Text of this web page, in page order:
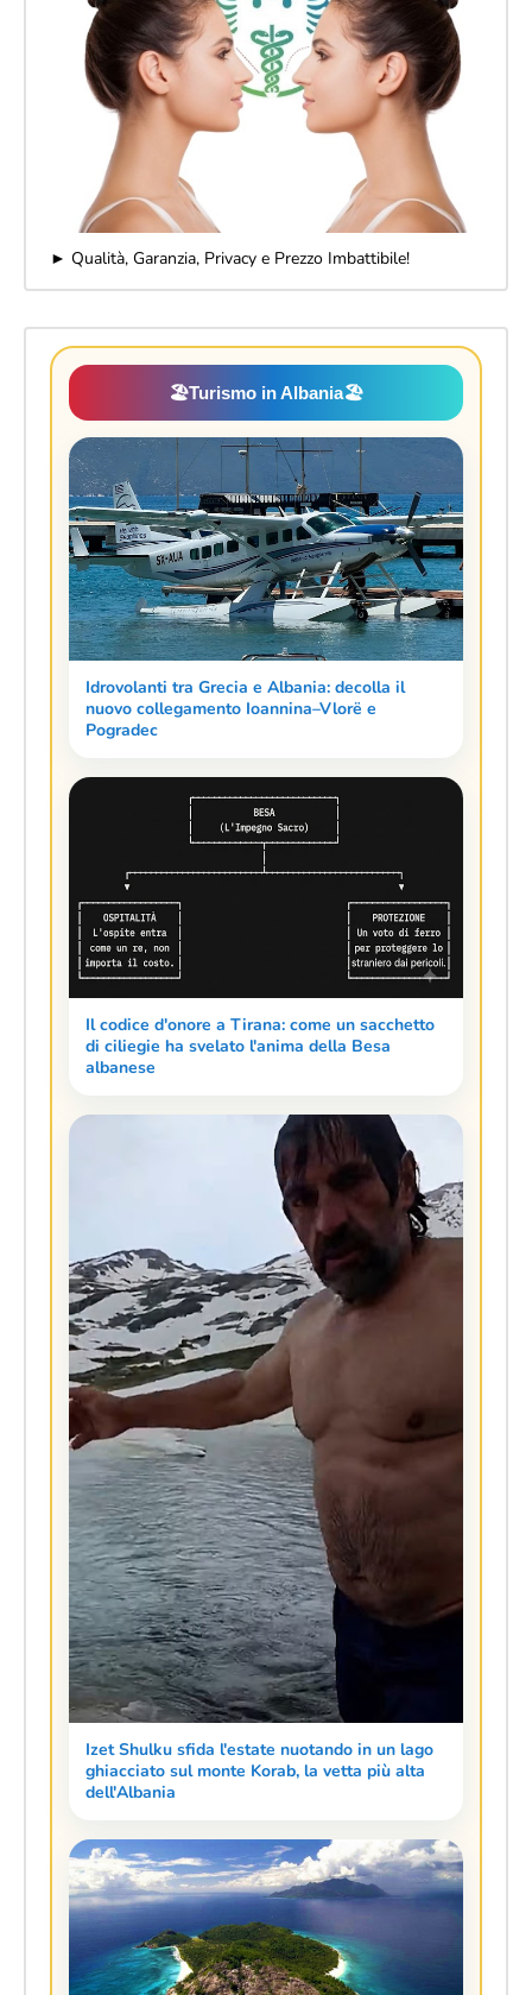
► Qualità, Garanzia, Privacy e Prezzo Imbattibile!
🏖️Turismo in Albania🏖️
Idrovolanti tra Grecia e Albania: decolla il
nuovo collegamento Ioannina–Vlorë e
Pogradec
Il codice d'onore a Tirana: come un sacchetto
di ciliegie ha svelato l'anima della Besa
albanese
Izet Shulku sfida l'estate nuotando in un lago
ghiacciato sul monte Korab, la vetta più alta
dell'Albania